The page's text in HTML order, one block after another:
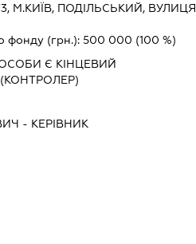
М.КИЇВ, ПОДІЛЬСЬКИЙ, ВУЛИЦЯ
фонду (грн.): 500 000 (100 %)
Є КІНЦЕВИЙ
- КЕРІВНИК